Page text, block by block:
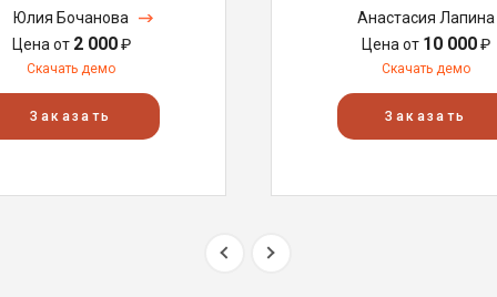
Юлия Бочанова
Цена от 2 000₽
Скачать демо
Заказать
Анастасия Лапина
Цена от 10 000₽
Скачать демо
Заказать